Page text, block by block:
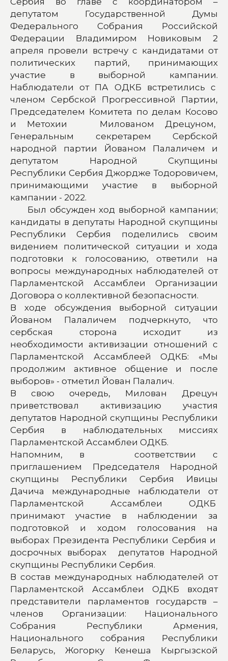
депутатом Государственной Думы
Федерального Собрания Российской
Федерации Владимиром Новиковым 2
апреля провели встречу с кандидатами от
политических партий, принимающих
участие в выборной кампании.
Наблюдатели от ПА ОДКБ встретились с
членом Сербской Прогрессивной Партии,
Председателем Комитета по делам Косово
и Метохии Милованом Дрецуном,
Генеральным секретарем Сербской
народной партии Йованом Палаличем и
депутатом Народной Скупщины
Республики Сербия Джордже Тодоровичем,
принимающими участие в выборной
кампании - 2022.
Был обсужден ход выборной кампании;
кандидаты в депутаты Народной скупщины
Республики Сербия поделились своим
видением политической ситуации и хода
подготовки к голосованию, ответили на
вопросы международных наблюдателей от
Парламентской Ассамблеи Организации
Договора о коллективной безопасности.
В ходе обсуждения выборной ситуации
Йованом Палаличем подчеркнуто, что
сербская сторона исходит из
необходимости активизации отношений с
Парламентской Ассамблеей ОДКБ: «Мы
продолжим активное общение и после
выборов» - отметил Йован Палалич.
В свою очередь, Милован Дрецун
приветствовал активизацию участия
депутатов Народной скупщины Республики
Сербия в наблюдательных миссиях
Парламентской Ассамблеи ОДКБ.
Напомним, в соответствии с
приглашением Председателя Народной
скупщины Республики Сербия Ивицы
Дачича международные наблюдатели от
Парламентской Ассамблеи ОДКБ
принимают участие в наблюдении за
подготовкой и ходом голосования на
выборах Президента Республики Сербия и
досрочных выборах депутатов Народной
скупщины Республики Сербия.
В состав международных наблюдателей от
Парламентской Ассамблеи ОДКБ входят
представители парламентов государств –
членов Организации: Национального
Собрания Республики Армения,
Национального собрания Республики
Беларусь, Жогорку Кенеша Кыргызской